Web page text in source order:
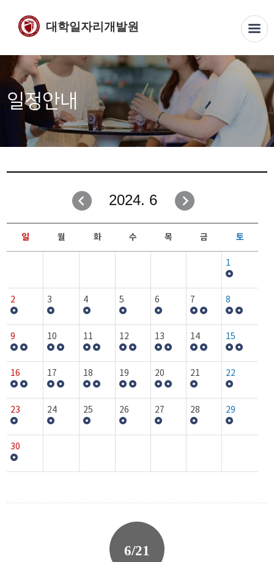
대학일자리개발원
일정안내
2024. 6
일 월 화 수 목 금 토
1
2 3 4 5 6 7 8
9 10 11 12 13 14 15
16 17 18 19 20 21 22
23 24 25 26 27 28 29
30
6/21